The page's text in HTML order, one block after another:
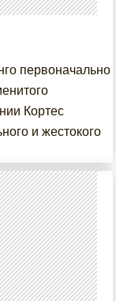
первоначально
Кортес
и жестокого